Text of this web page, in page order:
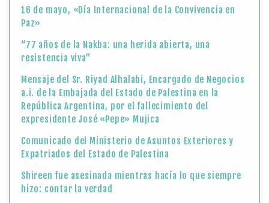
16 de mayo, «Día Internacional de la Convivencia en
Paz»
“77 años de la Nakba: una herida abierta, una
resistencia viva”
Mensaje del Sr. Riyad Alhalabi, Encargado de Negocios
a.i. de la Embajada del Estado de Palestina en la
República Argentina, por el fallecimiento del
expresidente José «Pepe» Mujica
Comunicado del Ministerio de Asuntos Exteriores y
Expatriados del Estado de Palestina
Shireen fue asesinada mientras hacía lo que siempre
hizo: contar la verdad